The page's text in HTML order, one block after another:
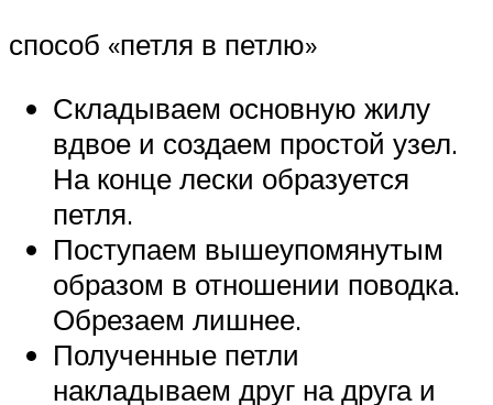
способ «петля в петлю»
Складываем основную жилу
вдвое и создаем простой узел.
На конце лески образуется
петля.
Поступаем вышеупомянутым
образом в отношении поводка.
Обрезаем лишнее.
Полученные петли
накладываем друг на друга и